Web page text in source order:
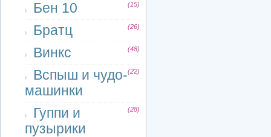
Бен 10 (15)
Братц (26)
Винкс (48)
Вспыш и чудо-
машинки
(22)
Гуппи и
пузырики
(28)